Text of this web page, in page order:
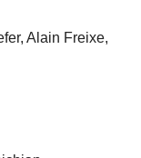
Alain Freixe,